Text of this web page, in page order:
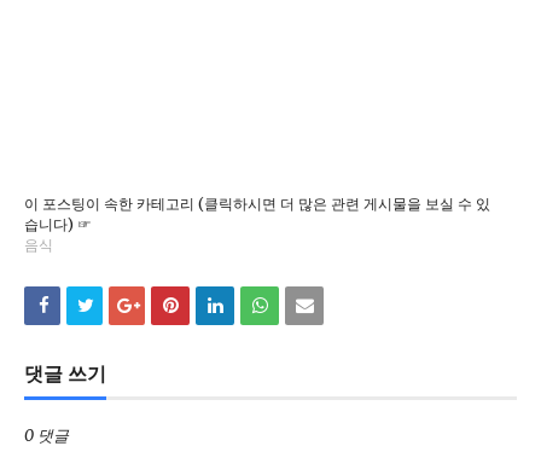
이 포스팅이 속한 카테고리 (클릭하시면 더 많은 관련 게시물을 보실 수 있
습니다) ☞
음식
댓글 쓰기
0 댓글